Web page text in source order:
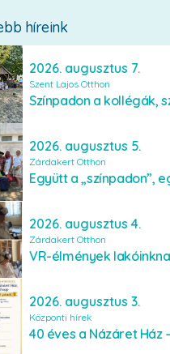
híreink
2026. augusztus 7.
Szent Lajos Otthon
2026. augusztus 5.
Zárdakert Otthon
2026. augusztus 4.
Zárdakert Otthon
VR-élmények
2026. augusztus 3.
Központi hírek